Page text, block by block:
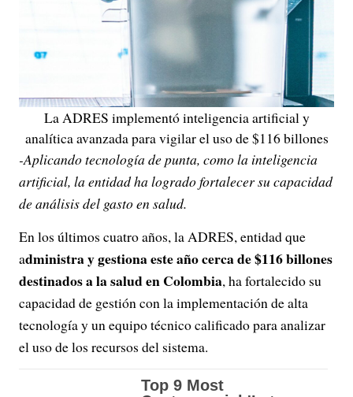
La ADRES implementó inteligencia artificial y
analítica avanzada para vigilar el uso de $116 billones
-Aplicando tecnología de punta, como la inteligencia
artificial, la entidad ha logrado fortalecer su capacidad
de análisis del gasto en salud.
En los últimos cuatro años, la ADRES, entidad que
administra y gestiona este año cerca de $116 billones
destinados a la salud en Colombia, ha fortalecido su
capacidad de gestión con la implementación de alta
tecnología y un equipo técnico calificado para analizar
el uso de los recursos del sistema.